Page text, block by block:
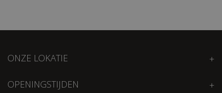
ONZE LOKATIE
OPENINGSTIJDEN